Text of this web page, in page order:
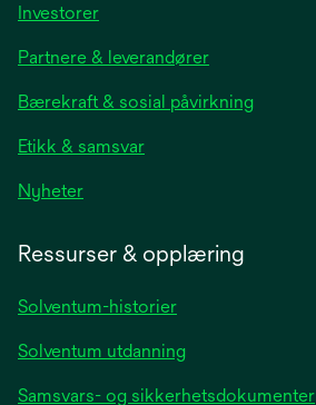
Investoreropens
a
new
Partnere & leverandører
Bærekraft & sosial påvirkning
Etikk & samsvar
Nyheteropens
Ressurser & opplæring
Solventum-historier
Solventum utdanning
Samsvars- og sikkerhetsdokumenter